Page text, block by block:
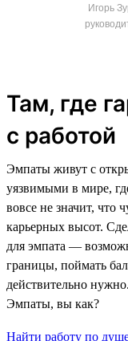
Игорь
Там, где
с работой
Эмпаты живут с
уязвимыми в мире,
вовсе не значит, что
карьерных высот.
для эмпата —
границы, поймать
действительно
Эмпаты, вы как?
Найти работу по